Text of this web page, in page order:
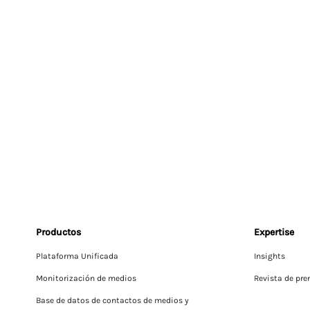
Productos
Plataforma Unificada
Monitorización de medios
Base de datos de contactos de medios y
Expertise
Insights
Revista de